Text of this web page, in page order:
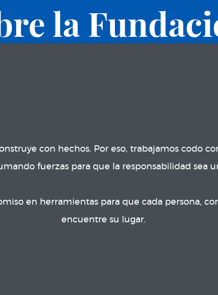
la
con hechos. Por eso, trabajamos codo
fuerzas para que la responsabilidad sea
en herramientas para que cada persona,